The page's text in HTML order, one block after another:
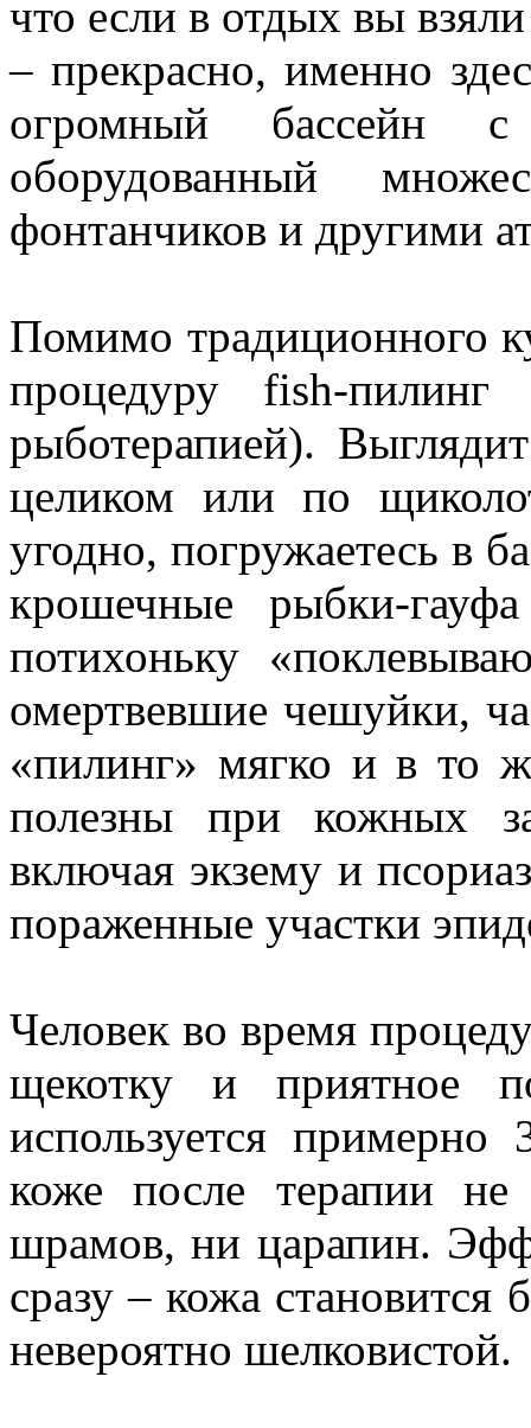
что если в отдых вы
– прекрасно, именно
огромный бассейн
оборудованный
фонтанчиков и другими
Помимо традиционного
процедуру fish-
рыботерапией).
целиком или по
угодно, погружаетесь в
крошечные рыбки-
потихоньку
омертвевшие чешуйки,
«пилинг» мягко и в то
полезны при кожных
включая экзему и
пораженные участки
Человек во время
щекотку и приятное
используется примерно
коже после терапии не
шрамов, ни царапин.
сразу – кожа становится
невероятно шелковистой.